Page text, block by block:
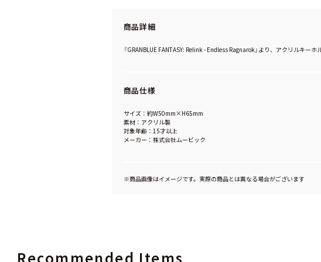
商品詳細
『GRANBLUE FANTASY: Relink - Endless Ragnarok』より、アクリルキーホ
商品仕様
サイズ：約W50mm×H65mm
素材：アクリル製
対象年齢：15才以上
メーカー：株式会社ムービック
※商品画像はイメージです。実際の商品とは異なる場合がございます
Recommended Items